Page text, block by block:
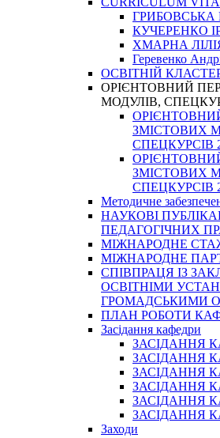
ГРИБОВСЬКА
КУЧЕРЕНКО
ХМАРНА
Геревенко
ОСВІТНІЙ
ОРІЄНТОВНИЙ
МОДУЛІВ,
ЗМІСТОВИХ
СПЕЦКУРСІВ
ЗМІСТОВИХ
СПЕЦКУРСІВ
Методичне
НАУКОВІ
ПЕДАГОГІЧНИХ
МІЖНАРОДНЕ
МІЖНАРОДНЕ
СПІВПРАЦЯ ІЗ
ОСВІТНІМИ
ГРОМАДСЬКИМИ
ПЛАН РОБОТИ
Засідання кафедри
ЗАСІДАННЯ
ЗАСІДАННЯ
ЗАСІДАННЯ
ЗАСІДАННЯ
ЗАСІДАННЯ
ЗАСІДАННЯ
Заходи